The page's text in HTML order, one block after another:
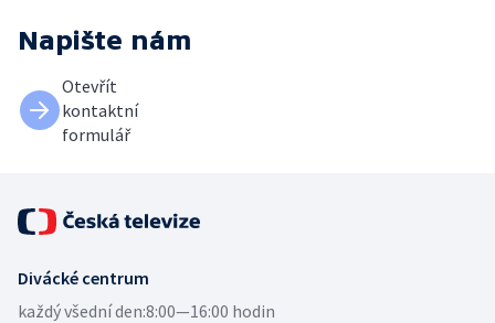
Napište nám
Otevřít
kontaktní
formulář
Divácké centrum
každý všední den:8:00—16:00 hodin